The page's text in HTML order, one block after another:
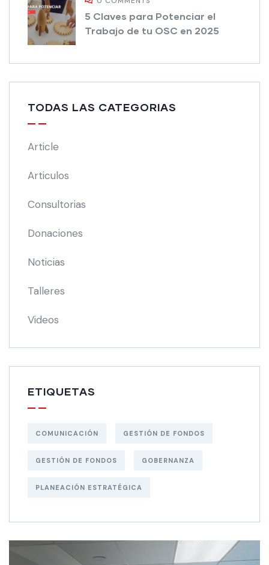
5 Claves para Potenciar el
Trabajo de tu OSC en 2025
TODAS LAS CATEGORIAS
Article
Articulos
Consultorias
Donaciones
Noticias
Talleres
Videos
ETIQUETAS
COMUNICACIÓN GESTIÓN DE FONDOS
GESTIÓN DE FONDOS GOBERNANZA
PLANEACIÓN ESTRATÉGICA